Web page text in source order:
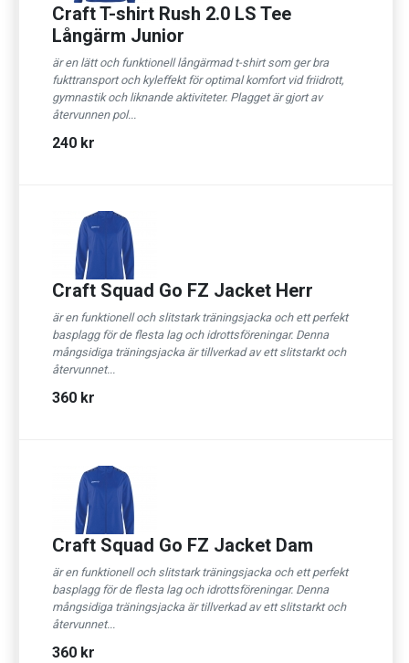
Craft T-shirt Rush 2.0 LS Tee
Långärm Junior
är en lätt och funktionell långärmad t-shirt som ger bra
fukttransport och kyleffekt för optimal komfort vid friidrott,
gymnastik och liknande aktiviteter. Plagget är gjort av
återvunnen pol...
240 kr
Craft Squad Go FZ Jacket Herr
är en funktionell och slitstark träningsjacka och ett perfekt
basplagg för de flesta lag och idrottsföreningar. Denna
mångsidiga träningsjacka är tillverkad av ett slitstarkt och
återvunnet...
360 kr
Craft Squad Go FZ Jacket Dam
är en funktionell och slitstark träningsjacka och ett perfekt
basplagg för de flesta lag och idrottsföreningar. Denna
mångsidiga träningsjacka är tillverkad av ett slitstarkt och
återvunnet...
360 kr